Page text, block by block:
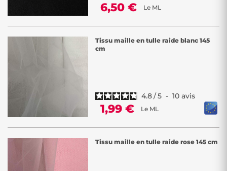
6,50 € Le ML
Tissu maille en tulle raide blanc 145
cm
4.8/5 - 10 avis
1,99 € Le ML
Tissu maille en tulle raide rose 145 cm